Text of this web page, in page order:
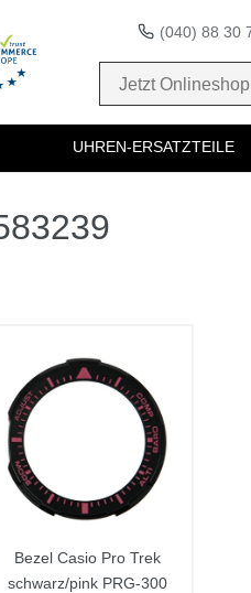
(040) 88 30
UHREN-ERSATZTEILE
Bezel Casio Pro Trek
schwarz/pink PRG-300